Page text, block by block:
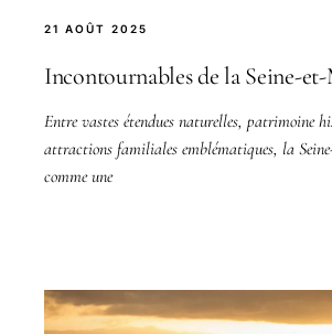
21 AOÛT 2025
Incontournables de la Seine-
Entre vastes étendues naturelles, patrimoine
attractions familiales emblématiques, la
comme une